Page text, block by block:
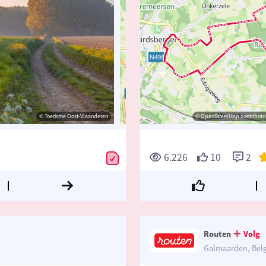
© Toerisme Oost-Vlaanderen © OpenStreetMap contributors,
© Toerisme Oost-Vlaanderen © OpenStreetMap
6.226 10 2
Routen
Volg
Galmaarden,